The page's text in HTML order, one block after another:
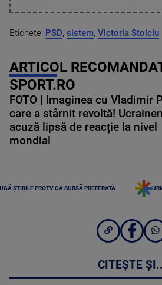
Etichete: PSD, sistem, Victoria Stoiciu,
ARTICOL
SPORT.RO
FOTO | Imaginea cu Vladimir
care a stârnit revoltă!
acuză lipsă de reacție la nivel
mondial
ȘTIRILE PROTV CA SURSĂ PREFERATĂ
CITEȘTE